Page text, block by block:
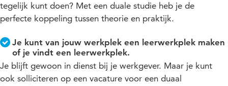
tegelijk kunt doen? Met een duale studie heb je de
perfecte koppeling tussen theorie en praktijk.
Je kunt van jouw werkplek een leerwerkplek maken
of je vindt een leerwerkplek.
Je blijft gewoon in dienst bij je werkgever. Maar je kunt
ook solliciteren op een vacature voor een duaal